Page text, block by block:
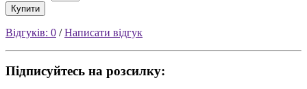
Купити
Відгуків: 0 /Написати відгук
Підписуйтесь на розсилку: